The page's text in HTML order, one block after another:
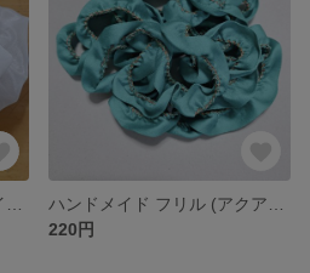
220円